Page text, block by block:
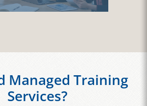
Managed Training
Services?